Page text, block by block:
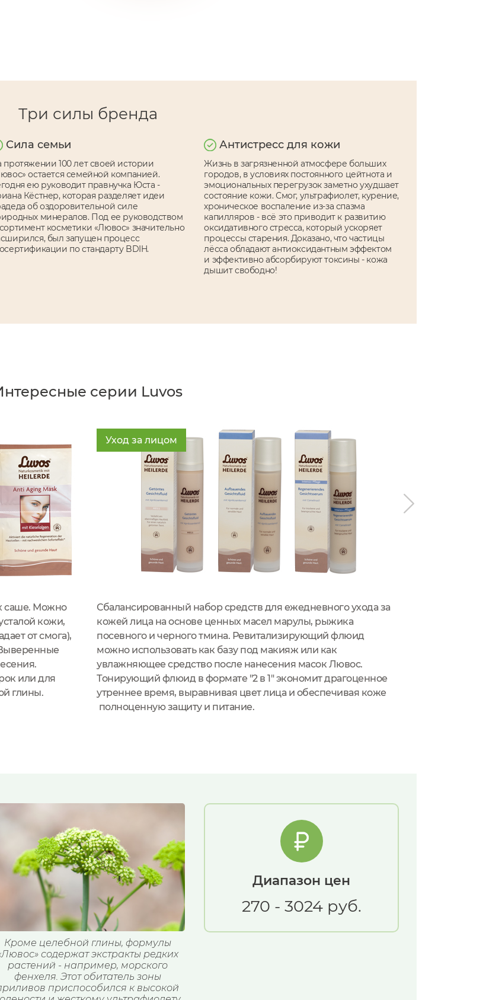
Три силы бренда
Сила семьи
протяжении 100 лет своей истории
остается семейной компанией.
ею руководит правнучка Юста -
Кёстнер, которая разделяет идеи
об оздоровительной силе
минералов. Под ее руководством
косметики «Лювос» значительно
был запущен процесс
по стандарту BDIH.
Антистресс для кожи
Жизнь в загрязненной атмосфере больших
городов, в условиях постоянного цейтнота и
эмоциональных перегрузок заметно ухудшает
состояние кожи. Смог, ультрафиолет, курение,
хроническое воспаление из-за спазма
капилляров - всё это приводит к развитию
оксидативного стресса, который ускоряет
процессы старения. Доказано, что частицы
лёсса обладают антиоксидантным эффектом
и эффективно абсорбируют токсины - кожа
дышит свободно!
серии Luvos
саше. Можно
кожи,
от смога),
или для
глины.
Уход за лицом
Сбалансированный набор средств для ежедневного ухода за
кожей лица на основе ценных масел марулы, рыжика
посевного и черного тмина. Ревитализирующий флюид
можно использовать как базу под макияж или как
увлажняющее средство после нанесения масок Лювос.
Тонирующий флюид в формате "2 в 1" экономит драгоценное
утреннее время, выравнивая цвет лица и обеспечивая коже
полноценную защиту и питание.
Кроме целебной глины, формулы
содержат экстракты редких
растений - например, морского
фенхеля. Этот обитатель зоны
приспособился к высокой
Диапазон цен
270 - 3024 руб.